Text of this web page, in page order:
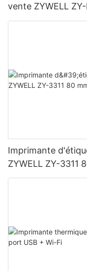
vente ZYWELL
USB+LAN/
Imprimante
ZYWELL ZY-3311